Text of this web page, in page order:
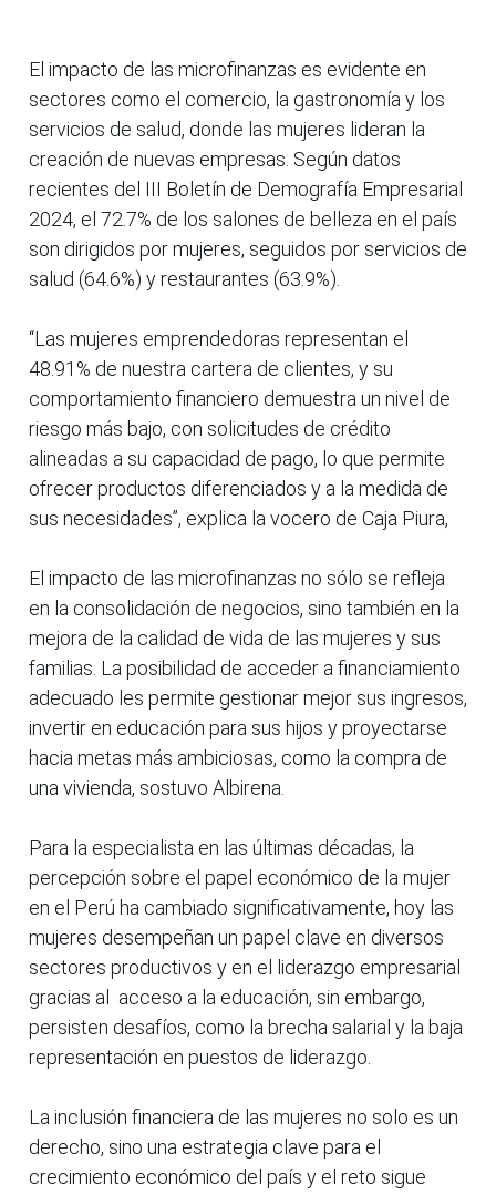
El impacto de las microfinanzas es evidente en
sectores como el comercio, la gastronomía y los
servicios de salud, donde las mujeres lideran la
creación de nuevas empresas. Según datos
recientes del III Boletín de Demografía Empresarial
2024, el 72.7% de los salones de belleza en el país
son dirigidos por mujeres, seguidos por servicios de
salud (64.6%) y restaurantes (63.9%).
“Las mujeres emprendedoras representan el
48.91% de nuestra cartera de clientes, y su
comportamiento financiero demuestra un nivel de
riesgo más bajo, con solicitudes de crédito
alineadas a su capacidad de pago, lo que permite
ofrecer productos diferenciados y a la medida de
sus necesidades”, explica la vocero de Caja Piura,
El impacto de las microfinanzas no sólo se refleja
en la consolidación de negocios, sino también en la
mejora de la calidad de vida de las mujeres y sus
familias. La posibilidad de acceder a financiamiento
adecuado les permite gestionar mejor sus ingresos,
invertir en educación para sus hijos y proyectarse
hacia metas más ambiciosas, como la compra de
una vivienda, sostuvo Albirena.
Para la especialista en las últimas décadas, la
percepción sobre el papel económico de la mujer
en el Perú ha cambiado significativamente, hoy las
mujeres desempeñan un papel clave en diversos
sectores productivos y en el liderazgo empresarial
gracias al acceso a la educación, sin embargo,
persisten desafíos, como la brecha salarial y la baja
representación en puestos de liderazgo.
La inclusión financiera de las mujeres no solo es un
derecho, sino una estrategia clave para el
crecimiento económico del país y el reto sigue